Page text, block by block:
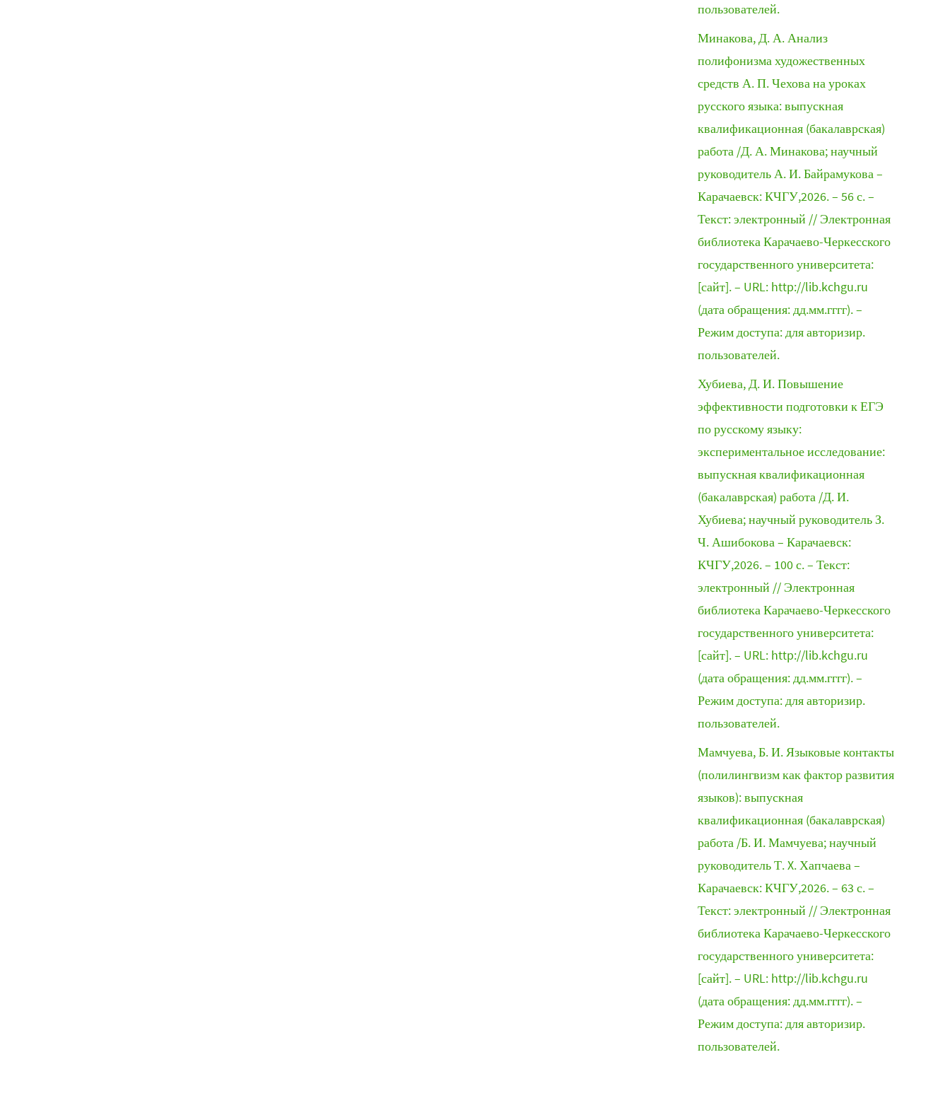
пользователей.
Минакова, Д. А. Анализ
полифонизма художественных
средств А. П. Чехова на уроках
русского языка: выпускная
квалификационная (бакалаврская)
работа /Д. А. Минакова; научный
руководитель А. И. Байрамукова –
Карачаевск: КЧГУ,2026. – 56 с. –
Текст: электронный // Электронная
библиотека Карачаево-Черкесского
государственного университета:
[сайт]. – URL: http://lib.kchgu.ru
(дата обращения: дд.мм.гггг). –
Режим доступа: для авторизир.
пользователей.
Хубиева, Д. И. Повышение
эффективности подготовки к ЕГЭ
по русскому языку:
экспериментальное исследование:
выпускная квалификационная
(бакалаврская) работа /Д. И.
Хубиева; научный руководитель З.
Ч. Ашибокова – Карачаевск:
КЧГУ,2026. – 100 с. – Текст:
электронный // Электронная
библиотека Карачаево-Черкесского
государственного университета:
[сайт]. – URL: http://lib.kchgu.ru
(дата обращения: дд.мм.гггг). –
Режим доступа: для авторизир.
пользователей.
Мамчуева, Б. И. Языковые контакты
(полилингвизм как фактор развития
языков): выпускная
квалификационная (бакалаврская)
работа /Б. И. Мамчуева; научный
руководитель Т. X. Хапчаева –
Карачаевск: КЧГУ,2026. – 63 с. –
Текст: электронный // Электронная
библиотека Карачаево-Черкесского
государственного университета:
[сайт]. – URL: http://lib.kchgu.ru
(дата обращения: дд.мм.гггг). –
Режим доступа: для авторизир.
пользователей.